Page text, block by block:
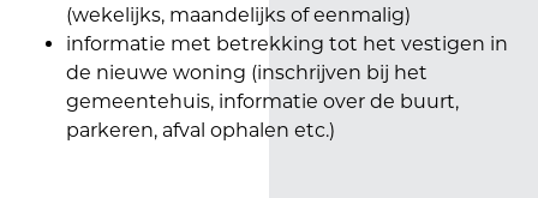
(wekelijks, maandelijks of eenmalig)
informatie met betrekking tot het vestigen in
de nieuwe woning (inschrijven bij het
gemeentehuis, informatie over de buurt,
parkeren, afval ophalen etc.)